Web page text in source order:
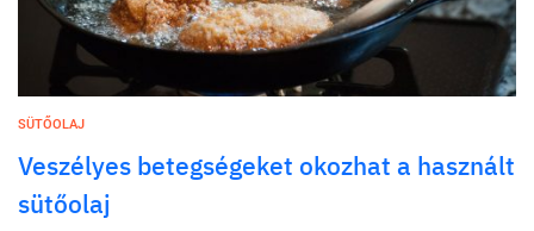
SÜTŐOLAJ
Veszélyes betegségeket okozhat a használt
sütőolaj